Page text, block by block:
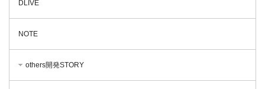
DLIVE
NOTE
others開発STORY